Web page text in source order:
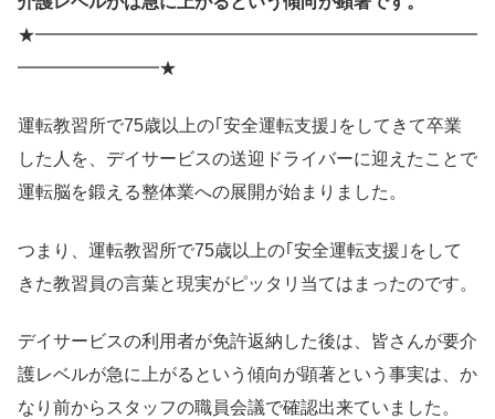
★━━━━━━━━━━━━━━━━━━━━━━━━━
━━━━━━━━★
運転教習所で75歳以上の｢安全運転支援｣をしてきて卒業
した人を、デイサービスの送迎ドライバーに迎えたことで
運転脳を鍛える整体業への展開が始まりました。
つまり、運転教習所で75歳以上の｢安全運転支援｣をして
きた教習員の言葉と現実がピッタリ当てはまったのです。
デイサービスの利用者が免許返納した後は、皆さんが要介
護レベルが急に上がるという傾向が顕著という事実は、か
なり前からスタッフの職員会議で確認出来ていました。